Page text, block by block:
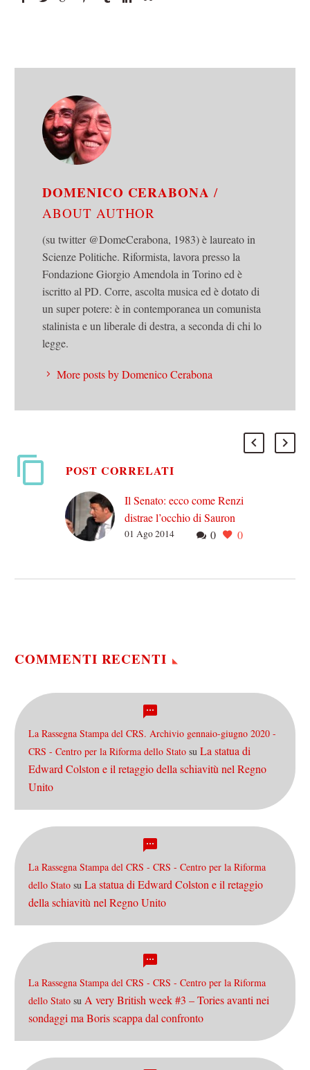
DOMENICO CERABONA/
ABOUT AUTHOR
(su twitter @DomeCerabona, 1983) è laureato in
Scienze Politiche. Riformista, lavora presso la
Fondazione Giorgio Amendola in Torino ed è
iscritto al PD. Corre, ascolta musica ed è dotato di
un super potere: è in contemporanea un comunista
stalinista e un liberale di destra, a seconda di chi lo
legge.
More posts by Domenico Cerabona
POST CORRELATI
Il Senato: ecco come Renzi
distrae l’occhio di Sauron
Le serie tv forse non sono
0 0
01 Ago 2014
COMMENTI RECENTI
La Rassegna Stampa del CRS. Archivio gennaio-giugno 2020 -
CRS - Centro per la Riforma dello Stato su La statua di
Edward Colston e il retaggio della schiavitù nel Regno
Unito
La Rassegna Stampa del CRS - CRS - Centro per la Riforma
dello Stato su La statua di Edward Colston e il retaggio
della schiavitù nel Regno Unito
La Rassegna Stampa del CRS - CRS - Centro per la Riforma
dello Stato su A very British week #3 – Tories avanti nei
sondaggi ma Boris scappa dal confronto